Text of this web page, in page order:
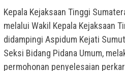
Kepala Kejaksaan Tinggi
melalui Wakil Kepala Kejaksaan
didampingi Aspidum Kejati
Seksi Bidang Pidana Umum,
permohonan penyelesaian